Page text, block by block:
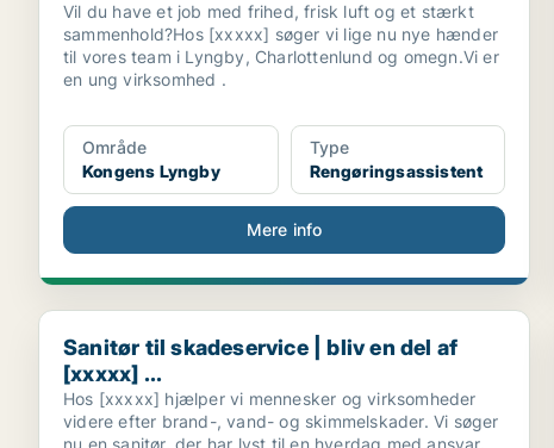
Vil du have et job med frihed, frisk luft og et stærkt
sammenhold?Hos [xxxxx] søger vi lige nu nye hænder
til vores team i Lyngby, Charlottenlund og omegn.Vi er
en ung virksomhed .
Område
Kongens Lyngby
Type
Rengøringsassistent
Mere info
Sanitør til skadeservice | bliv en del af [xxxxx] ...
Sanitør til skadeservice | bliv en del af
[xxxxx] ...
Hos [xxxxx] hjælper vi mennesker og virksomheder
videre efter brand-, vand- og skimmelskader. Vi søger
nu en sanitør, der har lyst til en hverdag med ansvar,